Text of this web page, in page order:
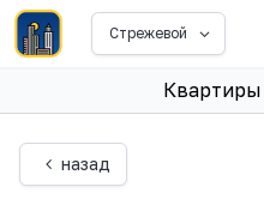
Стрежевой
Квартиры
назад